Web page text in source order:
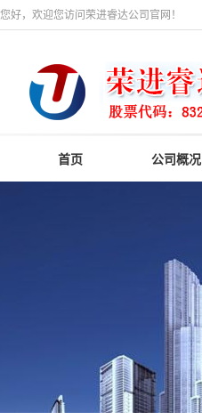
您好，欢迎您访问荣进睿达公司官网！
首页 公司概况